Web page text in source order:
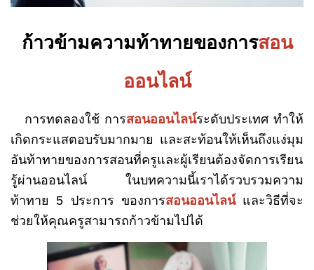
ก้าวข้ามความท้าทายของการสอน
ออนไลน์
การทดลองใช้ การสอนออนไลน์ระดับประเทศ ทำให้
เกิดกระแสตอบรับมากมาย และสะท้อนให้เห็นถึงแง่มุม
อันท้าทายของการสอนที่ครูและผู้เรียนต้องจัดการเรียน
รู้ผ่านออนไลน์ ในบทความนี้เราได้รวบรวมความ
ท้าทาย 5 ประการ ของการสอนออนไลน์และวิธีที่จะ
ช่วยให้คุณครูสามารถก้าวข้ามไปได้